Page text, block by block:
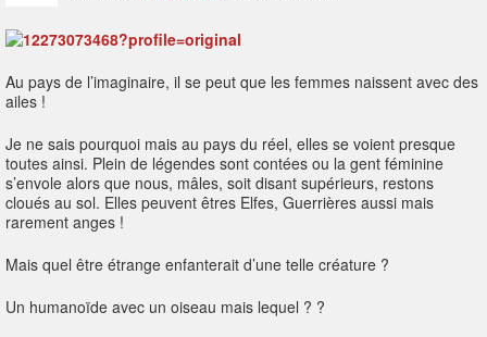
Au pays de l’imaginaire, il se peut que les femmes naissent avec des
ailes !
Je ne sais pourquoi mais au pays du réel, elles se voient presque
toutes ainsi. Plein de légendes sont contées ou la gent féminine
s’envole alors que nous, mâles, soit disant supérieurs, restons
cloués au sol. Elles peuvent êtres Elfes, Guerrières aussi mais
rarement anges !
Mais quel être étrange enfanterait d’une telle créature ?
Un humanoïde avec un oiseau mais lequel ? ?